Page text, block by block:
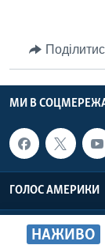
Мови
НАЖИВО
МИ В
ГОЛОС АМЕРИКИ